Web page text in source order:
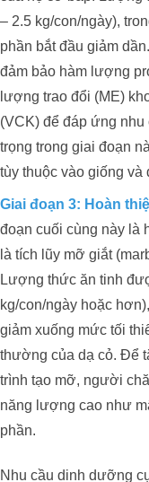
– 2.5 kg/con/ngày),
phần bắt đầu giảm
đảm bảo hàm lượng
lượng trao đổi (ME)
(VCK) để đáp ứng
trọng trong giai đoạn
tùy thuộc vào giống và
Giai đoạn 3: Hoàn
đoạn cuối cùng này là
là tích lũy mỡ giắt
Lượng thức ăn tinh
kg/con/ngày hoặc
giảm xuống mức tối
thường của dạ cỏ. Để
trình tạo mỡ, người
năng lượng cao như
phần.
Nhu cầu dinh dưỡng